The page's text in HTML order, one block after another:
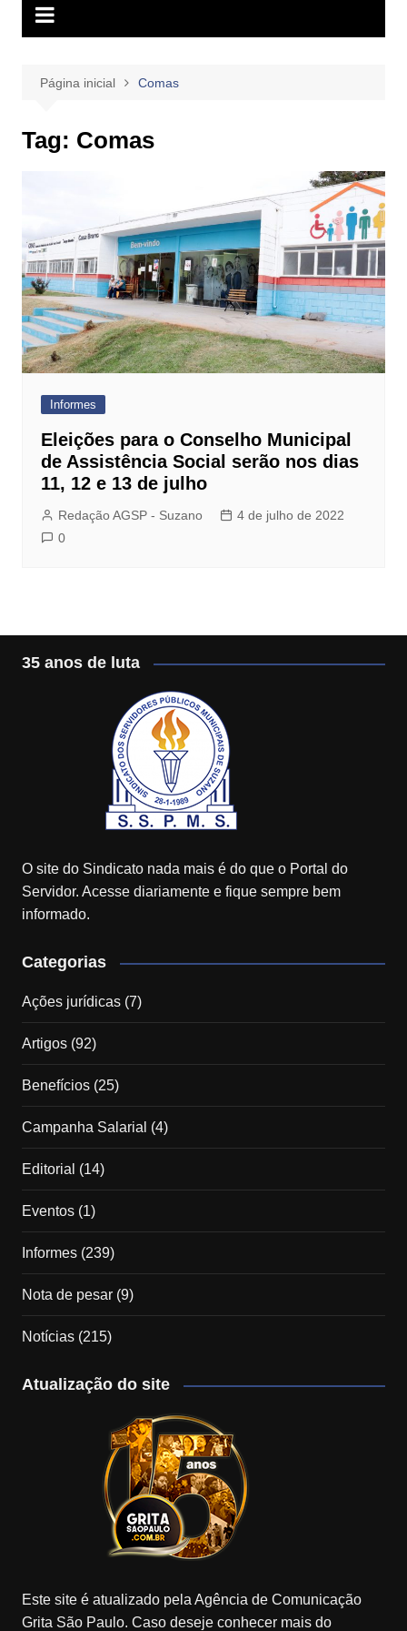
Página inicial Comas
Tag: Comas
Informes
Eleições para o Conselho Municipal
de Assistência Social serão nos dias
11, 12 e 13 de julho
Redação AGSP - Suzano
4 de julho de 2022
0
35 anos de luta
O site do Sindicato nada mais é do que o Portal do
Servidor. Acesse diariamente e fique sempre bem
informado.
Categorias
Ações jurídicas(7)
Artigos(92)
Benefícios(25)
Campanha Salarial (4)
Editorial (14)
Eventos(1)
Informes(239)
Nota de pesar(9)
Notícias(215)
Atualização do site
Este site é atualizado pela Agência de Comunicação
Grita São Paulo. Caso deseje conhecer mais do